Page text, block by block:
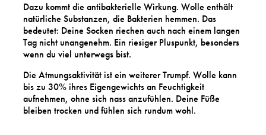
Dazu kommt die antibakterielle Wirkung. Wolle enthält
natürliche Substanzen, die Bakterien hemmen. Das
bedeutet: Deine Socken riechen auch nach einem langen
Tag nicht unangenehm. Ein riesiger Pluspunkt, besonders
wenn du viel unterwegs bist.
Die Atmungsaktivität ist ein weiterer Trumpf. Wolle kann
bis zu 30% ihres Eigengewichts an Feuchtigkeit
aufnehmen, ohne sich nass anzufühlen. Deine Füße
bleiben trocken und fühlen sich rundum wohl.